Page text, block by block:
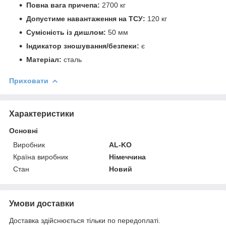
Повна вага причепа: 2700 кг
Допустиме навантаження на ТСУ: 120 кг
Сумісність із дишлом: 50 мм
Індикатор зношування/безпеки: є
Матеріал: сталь
Приховати
Характеристики
Основні
Виробник
AL-KO
Країна виробник
Німеччина
Стан
Новий
Умови доставки
Доставка здійснюється тільки по передоплаті.